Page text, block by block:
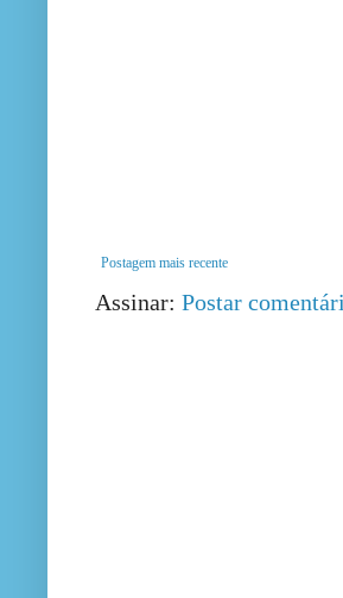
Postagem mais recente
Assinar: Postar